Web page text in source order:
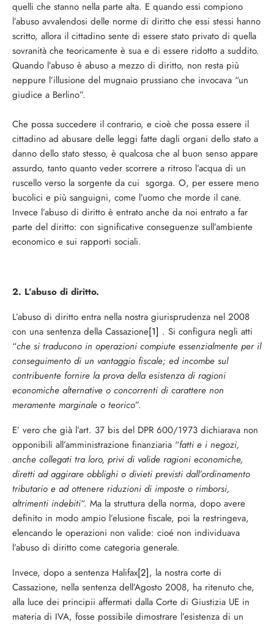
quelli che stanno nella parte alta. E quando essi compiono
l’abuso avvalendosi delle norme di diritto che essi stessi hanno
scritto, allora il cittadino sente di essere stato privato di quella
sovranità che teoricamente è sua e di essere ridotto a suddito.
Quando l’abuso è abuso a mezzo di diritto, non resta più
neppure l’illusione del mugnaio prussiano che invocava “un
giudice a Berlino”.
Che possa succedere il contrario, e cioè che possa essere il
cittadino ad abusare delle leggi fatte dagli organi dello stato a
danno dello stato stesso, è qualcosa che al buon senso appare
assurdo, tanto quanto veder scorrere a ritroso l’acqua di un
ruscello verso la sorgente da cui sgorga. O, per essere meno
bucolici e più sanguigni, come l’uomo che morde il cane.
Invece l’abuso di diritto è entrato anche da noi entrato a far
parte del diritto: con significative conseguenze sull’ambiente
economico e sui rapporti sociali.
2. L’abuso di diritto.
L’abuso di diritto entra nella nostra giurisprudenza nel 2008
con una sentenza della Cassazione[1] . Si configura negli atti
“che si traducono in operazioni compiute essenzialmente per il
conseguimento di un vantaggio fiscale; ed incombe sul
contribuente fornire la prova della esistenza di ragioni
economiche alternative o concorrenti di carattere non
meramente marginale o teorico”.
E’ vero che già l’art. 37 bis del DPR 600/1973 dichiarava non
opponibili all’amministrazione finanziaria “fatti e i negozi,
anche collegati tra loro, privi di valide ragioni economiche,
diretti ad aggirare obblighi o divieti previsti dall’ordinamento
tributario e ad ottenere riduzioni di imposte o rimborsi,
altrimenti indebiti“. Ma la struttura della norma, dopo avere
definito in modo ampio l’elusione fiscale, poi la restringeva,
elencando le operazioni non valide: cioé non individuava
l’abuso di diritto come categoria generale.
Invece, dopo a sentenza Halifax[2], la nostra corte di
Cassazione, nella sentenza dell’Agosto 2008, ha ritenuto che,
alla luce dei principii affermati dalla Corte di Giustizia UE in
materia di IVA, fosse possibile dimostrare l’esistenza di un